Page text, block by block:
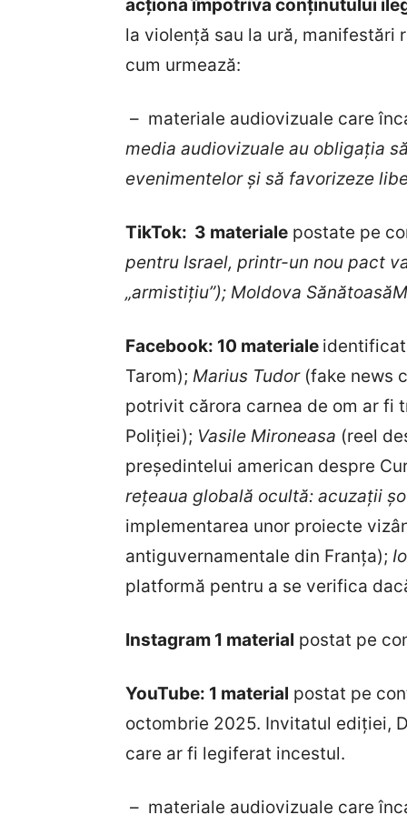
acționa împotriva conținutului
la violență sau la ură,
cum urmează:
– materiale audiovizuale care
media audiovizuale au obligaţia
evenimentelor şi să favorizeze
TikTok: 3 materiale postate pe
pentru Israel, printr-un nou pact
„armistițiu”); Moldova
Facebook: 10 materiale
Tarom); Marius Tudor (fake news
potrivit cărora carnea de om ar fi
Poliției); Vasile Mironeasa (reel
președintelui american despre
rețeaua globală ocultă: acuzații
implementarea unor proiecte
antiguvernamentale din Franța);
platformă pentru a se verifica
Instagram 1 material postat pe
YouTube: 1 material postat pe
octombrie 2025. Invitatul ediției,
care ar fi legiferat incestul.
– materiale audiovizuale care